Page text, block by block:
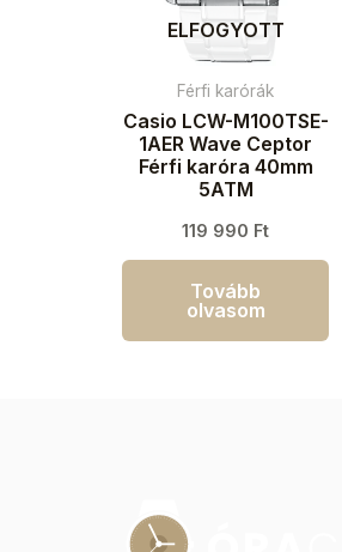
ELFOGYOTT
Férfi karórák
Casio LCW-M100TSE-
1AER Wave Ceptor
Férfi karóra 40mm
5ATM
119 990 Ft
Tovább
olvasom